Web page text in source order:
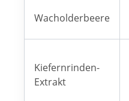
Wacholderbeere
Kiefernrinden-
Extrakt